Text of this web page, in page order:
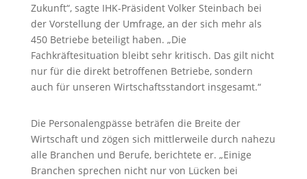
Zukunft“, sagte IHK-Präsident Volker Steinbach bei
der Vorstellung der Umfrage, an der sich mehr als
450 Betriebe beteiligt haben. „Die
Fachkräftesituation bleibt sehr kritisch. Das gilt nicht
nur für die direkt betroffenen Betriebe, sondern
auch für unseren Wirtschaftsstandort insgesamt.“
Die Personalengpässe beträfen die Breite der
Wirtschaft und zögen sich mittlerweile durch nahezu
alle Branchen und Berufe, berichtete er. „Einige
Branchen sprechen nicht nur von Lücken bei